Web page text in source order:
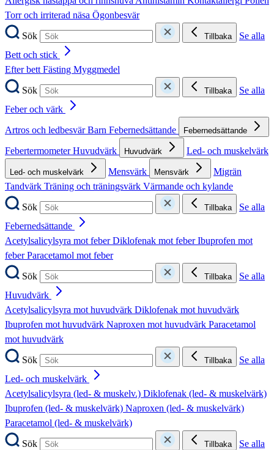
Torr och irriterad näsa Ögonbesvär
Sök
Tillbaka
Se alla
Bett och stick
Efter bettFästing Myggmedel
Sök
Tillbaka
Se alla
Feber och värk
Artros och ledbesvärBarn Febernedsättande Febernedsättande
FebertermometerHuvudvärk Huvudvärk Led- och muskelvärk
Led- och muskelvärk Mensvärk Mensvärk
Migrän
Tandvärk Träning och träningsvärk Värmande och kylande
Sök
Tillbaka
Se alla
Febernedsättande
Acetylsalicylsyra mot feberDiklofenak mot feberIbuprofen mot
feberParacetamol mot feber
Sök
Tillbaka
Se alla
Huvudvärk
Acetylsalicylsyra mot huvudvärk Diklofenak mot huvudvärk
Ibuprofen mot huvudvärk Naproxen mot huvudvärk Paracetamol
mot huvudvärk
Sök
Tillbaka
Se alla
Led- och muskelvärk
Acetylsalicylsyra (led- & muskelv.) Diklofenak (led- & muskelvärk)
Ibuprofen (led- & muskelvärk) Naproxen (led- & muskelvärk)
Paracetamol (led- & muskelvärk)
Sök
Tillbaka
Se alla